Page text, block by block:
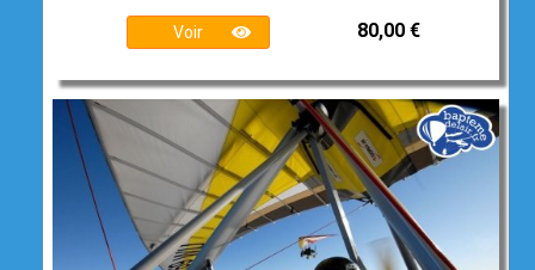
Voir 80,00 €